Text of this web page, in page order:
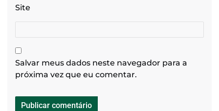
Site
Salvar meus dados neste navegador para a
próxima vez que eu comentar.